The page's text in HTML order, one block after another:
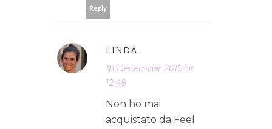
Reply
LINDA
18 December 2016 at
12:48
Non ho mai
acquistato da Feel